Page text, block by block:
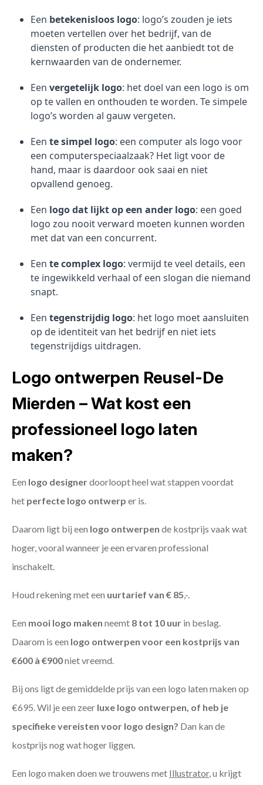
Een betekenisloos logo: logo’s zouden je iets
moeten vertellen over het bedrijf, van de
diensten of producten die het aanbiedt tot de
kernwaarden van de ondernemer.
Een vergetelijk logo: het doel van een logo is om
op te vallen en onthouden te worden. Te simpele
logo’s worden al gauw vergeten.
Een te simpel logo: een computer als logo voor
een computerspeciaalzaak? Het ligt voor de
hand, maar is daardoor ook saai en niet
opvallend genoeg.
Een logo dat lijkt op een ander logo: een goed
logo zou nooit verward moeten kunnen worden
met dat van een concurrent.
Een te complex logo: vermijd te veel details, een
te ingewikkeld verhaal of een slogan die niemand
snapt.
Een tegenstrijdig logo: het logo moet aansluiten
op de identiteit van het bedrijf en niet iets
tegenstrijdigs uitdragen.
Logo ontwerpen Reusel-De
Mierden – Wat kost een
professioneel logo laten
maken?
Een logo designerdoorloopt heel wat stappen voordat
het perfecte logo ontwerp er is.
Daarom ligt bij een logo ontwerpen de kostprijs vaak wat
hoger, vooral wanneer je een ervaren professional
inschakelt.
Houd rekening met een uurtarief van € 85,-.
Een mooi logo maken neemt 8 tot 10 uur in beslag.
Daarom is een logo ontwerpen voor een kostprijs van
€600 à €900niet vreemd.
Bij ons ligt de gemiddelde prijs van een logo laten maken op
€695. Wil je een zeer luxe logo ontwerpen, of heb je
specifieke vereisten voor logo design? Dan kan de
kostprijs nog wat hoger liggen.
Een logo maken doen we trouwens met Illustrator, u krijgt